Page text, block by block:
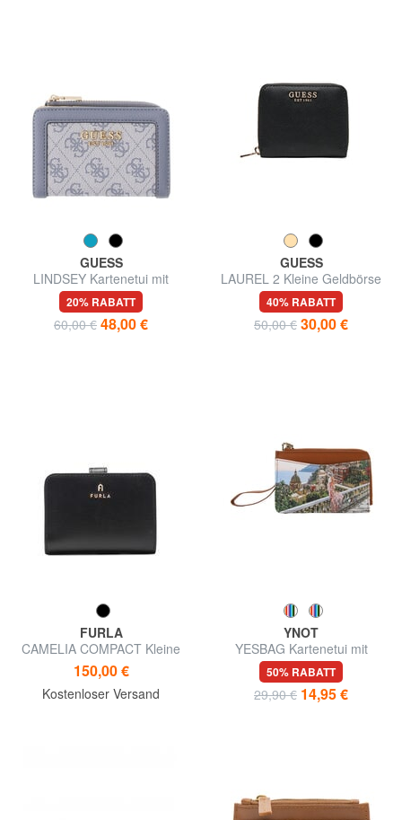
GUESS
LINDSEY Kartenetui mit
Münzfach
20% RABATT
60,00 € 48,00 €
GUESS
LAUREL 2 Kleine Geldbörse
mit Rundum-Reißverschluss
40% RABATT
50,00 € 30,00 €
FURLA
CAMELIA COMPACT Kleine
Geldbörse aus Leder
150,00 €
Kostenloser Versand
YNOT
YESBAG Kartenetui mit
Reißverschluss und Armband
50% RABATT
29,90 € 14,95 €